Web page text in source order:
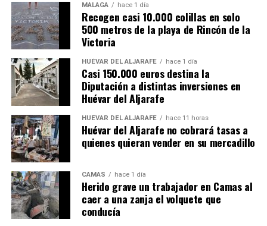
MÁLAGA hace 1 día
Recogen casi 10.000 colillas en solo
500 metros de la playa de Rincón de la
Victoria
HUÉVAR DEL ALJARAFE hace 1 día
Casi 150.000 euros destina la
Diputación a distintas inversiones en
Huévar del Aljarafe
HUÉVAR DEL ALJARAFE hace 11 horas
Huévar del Aljarafe no cobrará tasas a
quienes quieran vender en su mercadillo
CAMAS hace 1 día
Herido grave un trabajador en Camas al
caer a una zanja el volquete que
conducía